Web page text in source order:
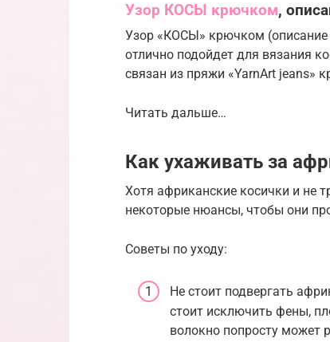
Узор КОСЫ крючком,
Узор «КОСЫ» крючком (описание
отлично подойдет для вязания
связан из пряжи «YarnArt jeans»
Читать дальше…
Как ухаживать за
Хотя африканские косички и не
некоторые нюансы, чтобы они
Советы по уходу:
Не стоит подвергать
стоит исключить фены,
волокно попросту может